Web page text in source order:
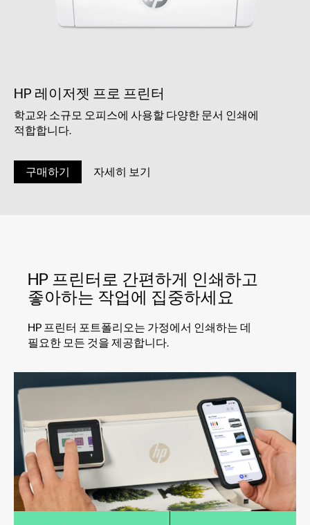
HP 레이저젯 프로 프린터
학교와 소규모 오피스에 사용할 다양한 문서 인쇄에
적합합니다.
구매하기 자세히 보기
HP 프린터로 간편하게 인쇄하고
좋아하는 작업에 집중하세요
HP 프린터 포트폴리오는 가정에서 인쇄하는 데
필요한 모든 것을 제공합니다.